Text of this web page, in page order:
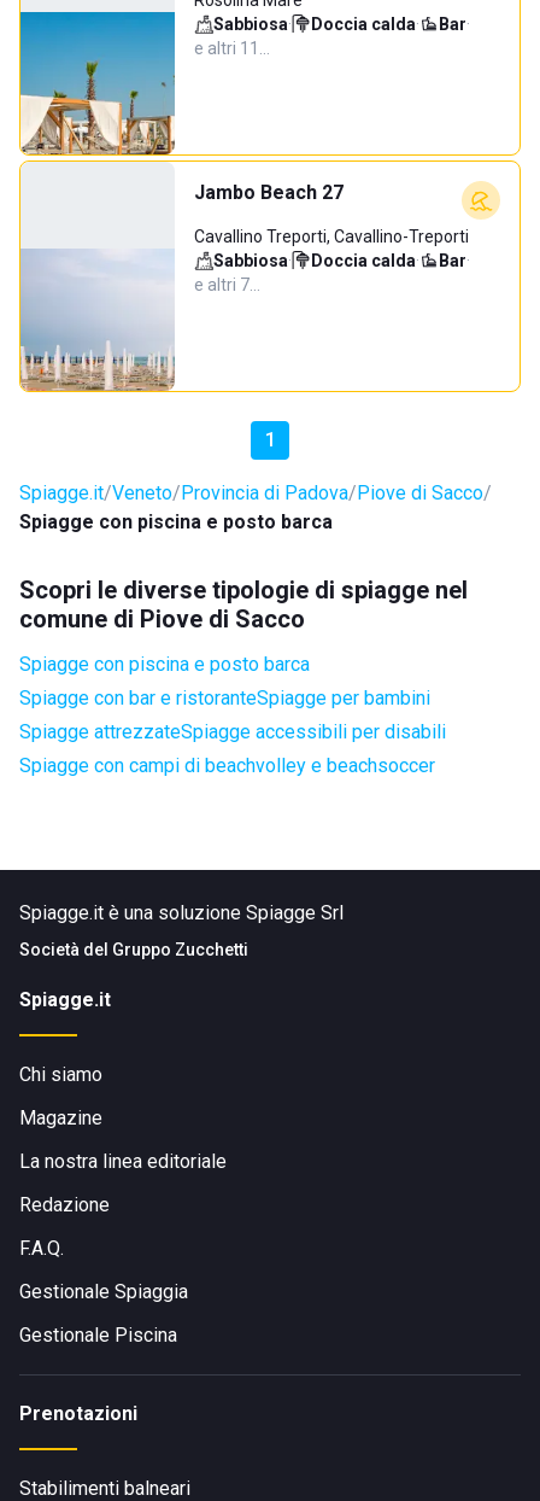
Sabbiosa· Doccia calda· Bar·
e altri 11…
Jambo Beach 27
Cavallino Treporti, Cavallino-Treporti
Sabbiosa· Doccia calda· Bar·
e altri 7…
1
Spiagge.it Veneto Provincia di Padova Piove di Sacco
Spiagge con piscina e posto barca
Scopri le diverse tipologie di spiagge nel
comune di Piove di Sacco
Spiagge con piscina e posto barca
Spiagge con bar e ristoranteSpiagge per bambini
Spiagge attrezzateSpiagge accessibili per disabili
Spiagge con campi di beachvolley e beachsoccer
Spiagge.it è una soluzione Spiagge Srl
Società del Gruppo Zucchetti
Spiagge.it
Chi siamo
Magazine
La nostra linea editoriale
Redazione
F.A.Q.
Gestionale Spiaggia
Gestionale Piscina
Prenotazioni
Stabilimenti balneari